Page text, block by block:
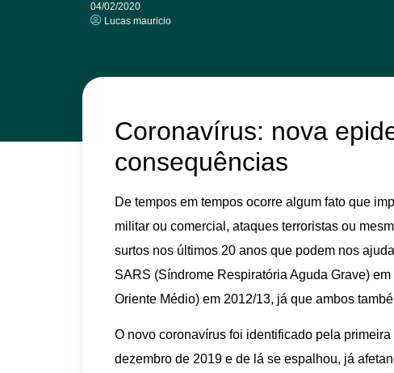
04/02/2020
Lucas mauricio
Coronavírus: nova
consequências
De tempos em tempos ocorre algum fato que
militar ou comercial, ataques terroristas ou
surtos nos últimos 20 anos que podem nos
SARS (Síndrome Respiratória Aguda Grave)
Oriente Médio) em 2012/13, já que ambos
O novo coronavírus foi identificado pela
dezembro de 2019 e de lá se espalhou, já